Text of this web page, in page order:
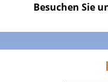
Besuchen Sie